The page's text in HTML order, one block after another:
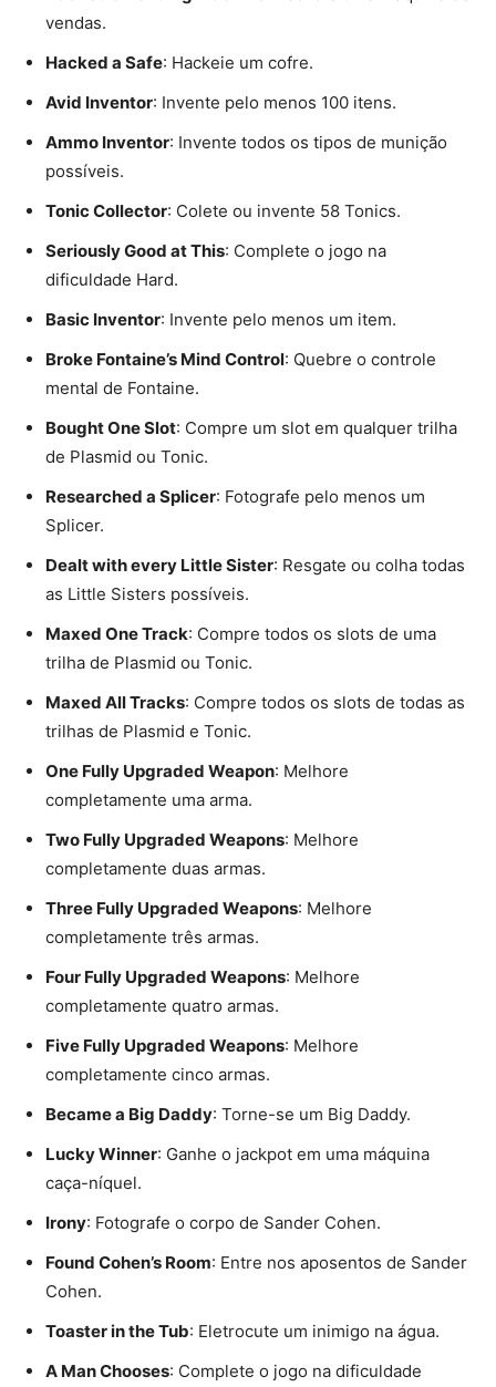
vendas.
Hacked a Safe: Hackeie um cofre.
Avid Inventor: Invente pelo menos 100 itens.
Ammo Inventor: Invente todos os tipos de munição
possíveis.
Tonic Collector: Colete ou invente 58 Tonics.
Seriously Good at This: Complete o jogo na
dificuldade Hard.
Basic Inventor: Invente pelo menos um item.
Broke Fontaine’s Mind Control: Quebre o controle
mental de Fontaine.
Bought One Slot: Compre um slot em qualquer trilha
de Plasmid ou Tonic.
Researched a Splicer: Fotografe pelo menos um
Splicer.
Dealt with every Little Sister: Resgate ou colha todas
as Little Sisters possíveis.
Maxed One Track: Compre todos os slots de uma
trilha de Plasmid ou Tonic.
Maxed All Tracks: Compre todos os slots de todas as
trilhas de Plasmid e Tonic.
One Fully Upgraded Weapon: Melhore
completamente uma arma.
Two Fully Upgraded Weapons: Melhore
completamente duas armas.
Three Fully Upgraded Weapons: Melhore
completamente três armas.
Four Fully Upgraded Weapons: Melhore
completamente quatro armas.
Five Fully Upgraded Weapons: Melhore
completamente cinco armas.
Became a Big Daddy: Torne-se um Big Daddy.
Lucky Winner: Ganhe o jackpot em uma máquina
caça-níquel.
Irony: Fotografe o corpo de Sander Cohen.
Found Cohen’s Room: Entre nos aposentos de Sander
Cohen.
Toaster in the Tub: Eletrocute um inimigo na água.
A Man Chooses: Complete o jogo na dificuldade